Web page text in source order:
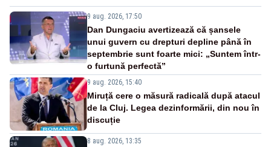
9 aug. 2026, 17:50
Dan Dungaciu avertizează că șansele
unui guvern cu drepturi depline până în
septembrie sunt foarte mici: „Suntem într-
o furtună perfectă”
9 aug. 2026, 15:40
Miruță cere o măsură radicală după atacul
de la Cluj. Legea dezinformării, din nou în
discuție
8 aug. 2026, 13:35